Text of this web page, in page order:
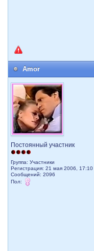
Amor
Постоянный участник
Группа: Участники
Регистрация: 21 мая 2006, 17:10
Сообщений: 2096
Пол: